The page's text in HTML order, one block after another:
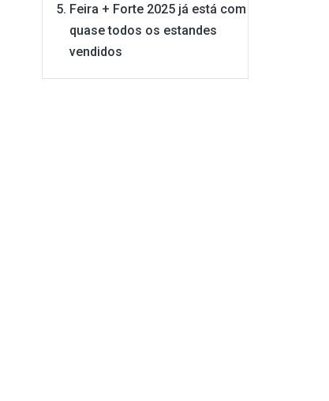
Feira + Forte 2025 já está com
quase todos os estandes
vendidos